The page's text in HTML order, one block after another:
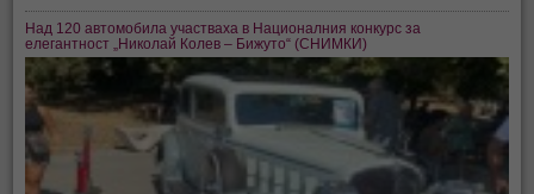
Над 120 автомобила участваха в Националния конкурс за
елегантност „Николай Колев – Бижуто“ (СНИМКИ)